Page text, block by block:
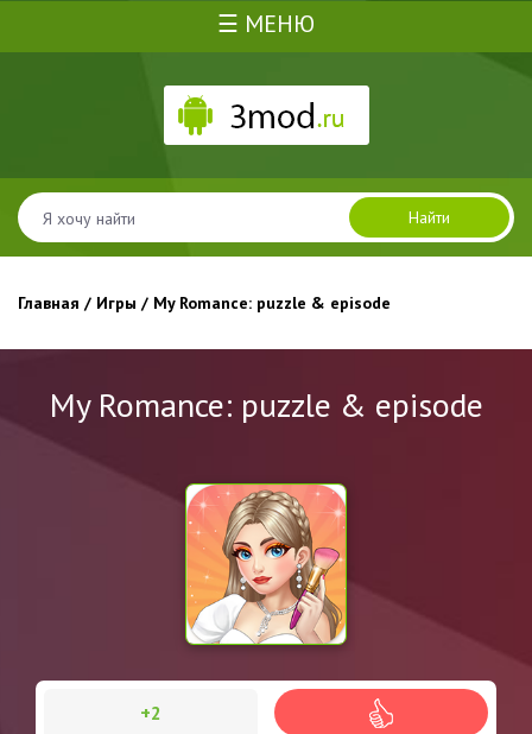
☰ МЕНЮ
Найти
Главная / Игры / My Romance: puzzle & episode
My Romance: puzzle & episode
+2